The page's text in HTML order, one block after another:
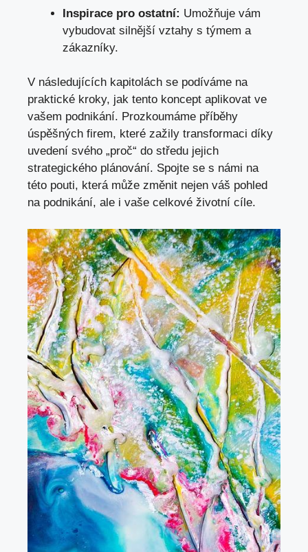
Inspirace pro ostatní: Umožňuje vám
vybudovat silnější vztahy s týmem a
zákazníky.
V následujících kapitolách se podíváme na
praktické kroky, jak tento koncept aplikovat ve
vašem podnikání. Prozkoumáme příběhy
úspěšných firem, které zažily transformaci díky
uvedení svého „proč“ do středu jejich
strategického plánování. Spojte se s námi na
této pouti, která může změnit nejen váš pohled
na podnikání, ale i vaše celkové životní cíle.